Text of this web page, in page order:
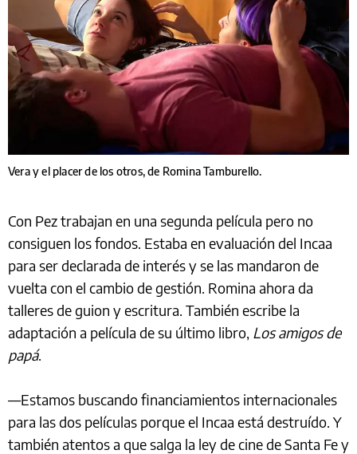
Vera y el placer de los otros, de Romina Tamburello.
Con Pez trabajan en una segunda película pero no
consiguen los fondos. Estaba en evaluación del Incaa
para ser declarada de interés y se las mandaron de
vuelta con el cambio de gestión. Romina ahora da
talleres de guion y escritura. También escribe la
adaptación a película de su último libro, Los amigos de
papá.
—Estamos buscando financiamientos internacionales
para las dos películas porque el Incaa está destruído. Y
también atentos a que salga la ley de cine de Santa Fe y